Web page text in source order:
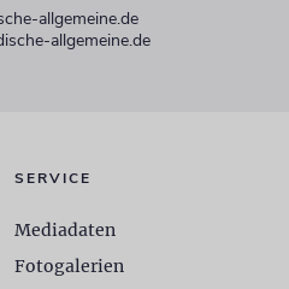
allgemeine.de
allgemeine.de
SERVICE
Mediadaten
Fotogalerien